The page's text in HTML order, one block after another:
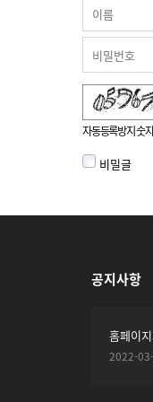
자동등록방지 숫
비밀글
공지사항
홈페이
2022-